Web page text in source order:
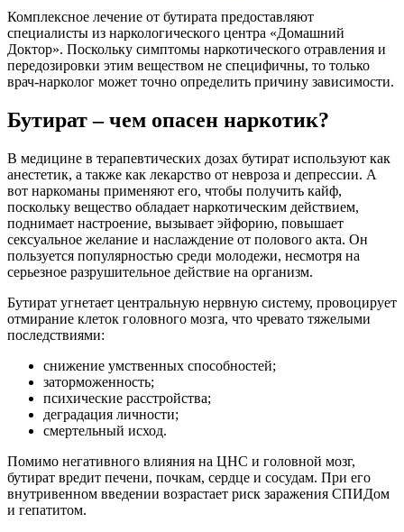
Комплексное лечение от бутирата предоставляют
специалисты из наркологического центра «Домашний
Доктор». Поскольку симптомы наркотического отравления и
передозировки этим веществом не специфичны, то только
врач-нарколог может точно определить причину зависимости.
Бутират – чем опасен наркотик?
В медицине в терапевтических дозах бутират используют как
анестетик, а также как лекарство от невроза и депрессии. А
вот наркоманы применяют его, чтобы получить кайф,
поскольку вещество обладает наркотическим действием,
поднимает настроение, вызывает эйфорию, повышает
сексуальное желание и наслаждение от полового акта. Он
пользуется популярностью среди молодежи, несмотря на
серьезное разрушительное действие на организм.
Бутират угнетает центральную нервную систему, провоцирует
отмирание клеток головного мозга, что чревато тяжелыми
последствиями:
снижение умственных способностей;
заторможенность;
психические расстройства;
деградация личности;
смертельный исход.
Помимо негативного влияния на ЦНС и головной мозг,
бутират вредит печени, почкам, сердце и сосудам. При его
внутривенном введении возрастает риск заражения СПИДом
и гепатитом.